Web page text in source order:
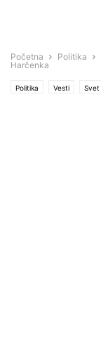
Početna Politika
Harčenka
Politika Vesti Svet